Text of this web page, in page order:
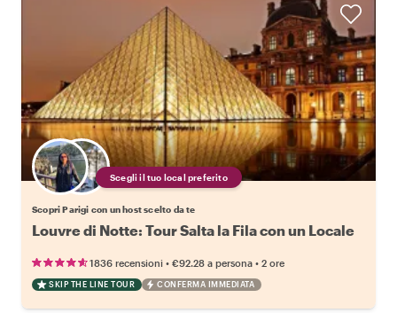
Scegli il tuo local preferito
Scopri Parigi con un host scelto da te
Louvre di Notte: Tour Salta la Fila con un Locale
1836 recensioni • €92.28 a persona • 2 ore
SKIP THE LINE TOUR CONFERMA IMMEDIATA